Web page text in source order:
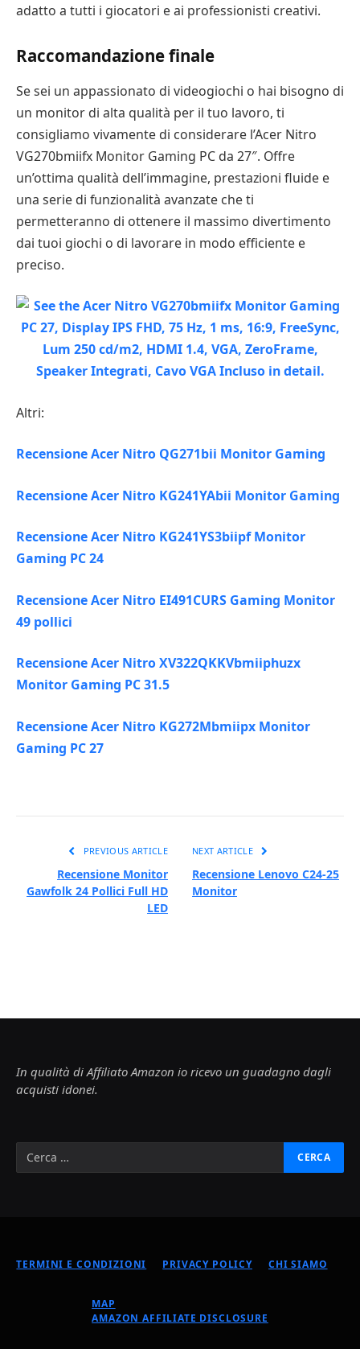
adatto a tutti i giocatori e ai professionisti creativi.
Raccomandazione finale
Se sei un appassionato di videogiochi o hai bisogno di
un monitor di alta qualità per il tuo lavoro, ti
consigliamo vivamente di considerare l’Acer Nitro
VG270bmiifx Monitor Gaming PC da 27″. Offre
un’ottima qualità dell’immagine, prestazioni fluide e
una serie di funzionalità avanzate che ti
permetteranno di ottenere il massimo divertimento
dai tuoi giochi o di lavorare in modo efficiente e
preciso.
Altri:
Recensione Acer Nitro QG271bii Monitor Gaming
Recensione Acer Nitro KG241YAbii Monitor Gaming
Recensione Acer Nitro KG241YS3biipf Monitor
Gaming PC 24
Recensione Acer Nitro EI491CURS Gaming Monitor
49 pollici
Recensione Acer Nitro XV322QKKVbmiiphuzx
Monitor Gaming PC 31.5
Recensione Acer Nitro KG272Mbmiipx Monitor
Gaming PC 27
PREVIOUS ARTICLE
Recensione Monitor
Gawfolk 24 Pollici Full HD
LED
NEXT ARTICLE
Recensione Lenovo C24-25
Monitor
In qualità di Affiliato Amazon io ricevo un guadagno dagli
acquisti idonei.
TERMINI E CONDIZIONI PRIVACY POLICY CHI SIAMO
MAP
AMAZON AFFILIATE DISCLOSURE